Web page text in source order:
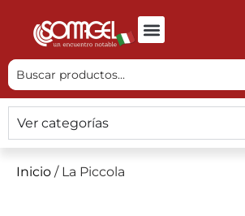
Ver categorías
Inicio / La Piccola